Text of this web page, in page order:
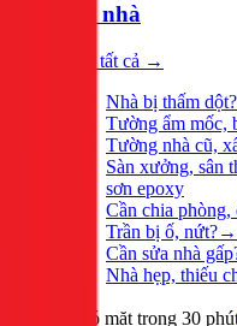
Sửa nhà
Xem tất cả →
Nhà bị thấm dột?
Tường ẩm mốc,
Tường nhà cũ,
Sàn xưởng, sân
sơn epoxy
Cần chia phòng,
Trần bị ố, nứt?→
Cần sửa nhà
Nhà hẹp, thiếu
Có mặt trong 30